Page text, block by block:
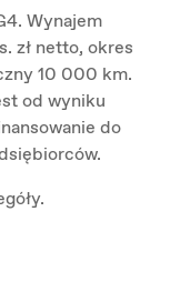
Wynajem
zł netto, okres
10 000 km.
od wyniku
do